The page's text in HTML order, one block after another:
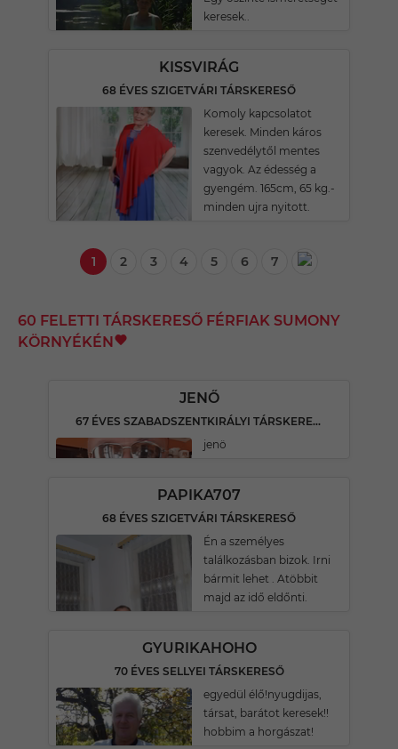
keresek..
KISSVIRÁG
68 ÉVES SZIGETVÁRI TÁRSKERESŐ
Komoly kapcsolatot
keresek. Minden káros
szenvedélytől mentes
vagyok. Az édesség a
gyengém. 165cm, 65 kg.-
minden ujra nyitott.
1 2 3 4 5 6 7
60 FELETTI TÁRSKERESŐ FÉRFIAK SUMONY
KÖRNYÉKÉN
JENŐ
67 ÉVES SZABADSZENTKIRÁLYI TÁRSKERESŐ
jenö
PAPIKA707
68 ÉVES SZIGETVÁRI TÁRSKERESŐ
Én a személyes
találkozásban bizok. Irni
bármit lehet . Atöbbit
majd az idő eldőnti.
GYURIKAHOHO
70 ÉVES SELLYEI TÁRSKERESŐ
egyedül élő!nyugdijas,
társat, barátot keresek!!
hobbim a horgászat!